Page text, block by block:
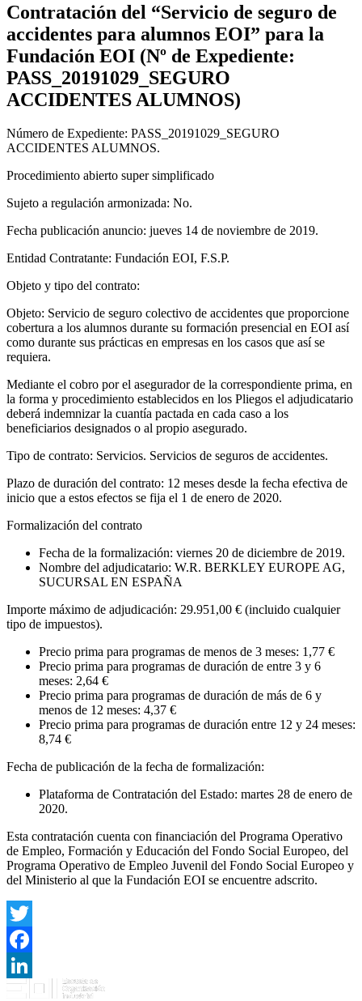
Contratación del “Servicio de seguro de
accidentes para alumnos EOI” para la
Fundación EOI (Nº de Expediente:
PASS_20191029_SEGURO
ACCIDENTES ALUMNOS)
Número de Expediente: PASS_20191029_SEGURO
ACCIDENTES ALUMNOS.
Procedimiento abierto super simplificado
Sujeto a regulación armonizada: No.
Fecha publicación anuncio: jueves 14 de noviembre de 2019.
Entidad Contratante: Fundación EOI, F.S.P.
Objeto y tipo del contrato:
Objeto: Servicio de seguro colectivo de accidentes que proporcione
cobertura a los alumnos durante su formación presencial en EOI así
como durante sus prácticas en empresas en los casos que así se
requiera.
Mediante el cobro por el asegurador de la correspondiente prima, en
la forma y procedimiento establecidos en los Pliegos el adjudicatario
deberá indemnizar la cuantía pactada en cada caso a los
beneficiarios designados o al propio asegurado.
Tipo de contrato: Servicios. Servicios de seguros de accidentes.
Plazo de duración del contrato: 12 meses desde la fecha efectiva de
inicio que a estos efectos se fija el 1 de enero de 2020.
Formalización del contrato
Fecha de la formalización: viernes 20 de diciembre de 2019.
Nombre del adjudicatario: W.R. BERKLEY EUROPE AG,
SUCURSAL EN ESPAÑA
Importe máximo de adjudicación: 29.951,00 € (incluido cualquier
tipo de impuestos).
Precio prima para programas de menos de 3 meses: 1,77 €
Precio prima para programas de duración de entre 3 y 6
meses: 2,64 €
Precio prima para programas de duración de más de 6 y
menos de 12 meses: 4,37 €
Precio prima para programas de duración entre 12 y 24 meses:
8,74 €
Fecha de publicación de la fecha de formalización:
Plataforma de Contratación del Estado: martes 28 de enero de
2020.
Esta contratación cuenta con financiación del Programa Operativo
de Empleo, Formación y Educación del Fondo Social Europeo, del
Programa Operativo de Empleo Juvenil del Fondo Social Europeo y
del Ministerio al que la Fundación EOI se encuentre adscrito.
Twitter
Facebook
LinkedIn